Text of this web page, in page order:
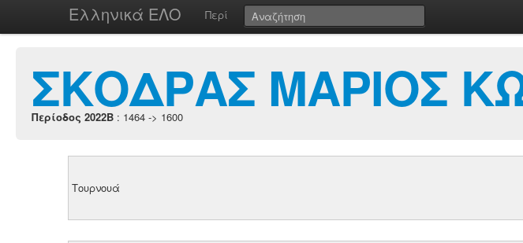
Ελληνικά ΕΛΟ Περί
ΣΚΟΔΡΑΣ ΜΑΡΙΟΣ
Περίοδος 2022B : 1464 -> 1600
Τουρνουά